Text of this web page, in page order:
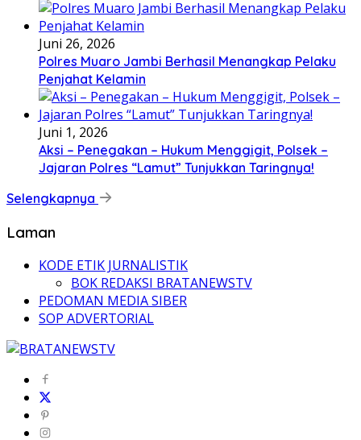
Juni 26, 2026
Polres Muaro Jambi Berhasil Menangkap Pelaku
Penjahat Kelamin
Juni 1, 2026
Aksi – Penegakan – Hukum Menggigit, Polsek –
Jajaran Polres “Lamut” Tunjukkan Taringnya!
Selengkapnya
Laman
KODE ETIK JURNALISTIK
BOK REDAKSI BRATANEWSTV
PEDOMAN MEDIA SIBER
SOP ADVERTORIAL